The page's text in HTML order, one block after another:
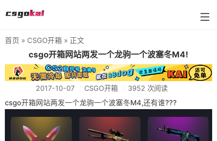
farmskins
88dog
flamecases
88hash-jp
首页 » CSGO开箱 » 正文
csgo开箱网站两发一个龙驹一个波塞冬M4!
2017-10-07 CSGO开箱 3952 次阅读
csgo开箱网站两发一个龙驹一个波塞冬M4,还有谁???